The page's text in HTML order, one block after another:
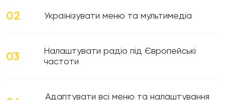
02 Українізувати меню та мультимедіа
03
Налаштувати радіо під Європейські
частоти
Адаптувати всі меню та налаштування